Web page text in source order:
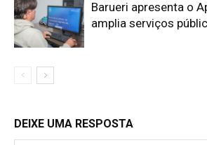
Barueri apresenta o
amplia serviços
DEIXE UMA RESPOSTA